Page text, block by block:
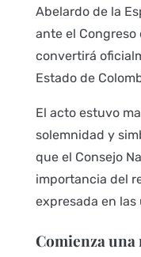
Abelardo de la
ante el Congreso
convertirá
Estado de
El acto estuvo
solemnidad y
que el Consejo
importancia del
expresada en las
Comienza una